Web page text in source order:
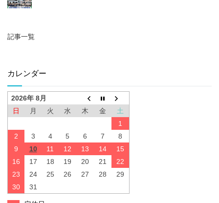
記事一覧
カレンダー
2026年 8月
日
月 火 水 木 金
土
1
2
3 4 5 6 7
8
9
10 11 12 13 14
15
16
17 18 19 20 21
22
23
24 25 26 27 28
29
30
31